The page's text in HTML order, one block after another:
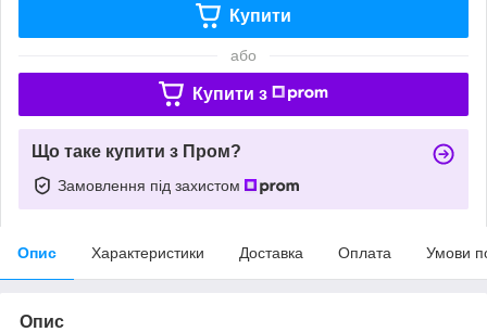
Купити
або
Купити з
Що таке купити з Пром?
Замовлення під захистом
Опис Характеристики Доставка Оплата Умови
Опис